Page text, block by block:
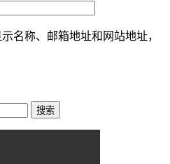
名称、邮箱地址和网站地址，